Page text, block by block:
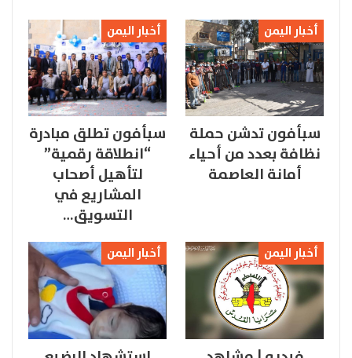
أخبار اليمن
سبأفون تدشن حملة
نظافة بعدد من أحياء
أمانة العاصمة
أخبار اليمن
سبأفون تطلق مبادرة
“انطلاقة رقمية”
لتأهيل أصحاب
المشاريع في
التسويق…
أخبار اليمن أخبار اليمن